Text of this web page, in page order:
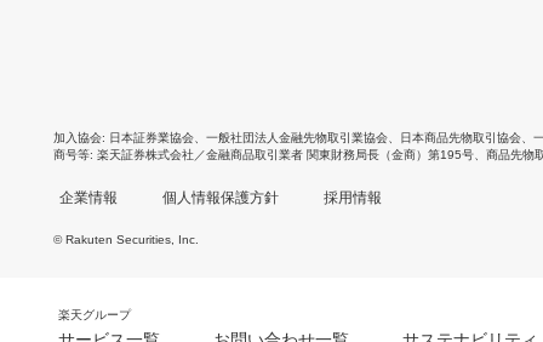
加入協会 日本証券業協会 一般社団法人金融先物取引業協会 日本商品先物取引協会
商号等 楽天証券株式会社／金融商品取引業者 関東財務局長（金商）第195号、商品先物
企業情報 個人情報保護方針 採用情報
© Rakuten Securities, Inc.
楽天グループ